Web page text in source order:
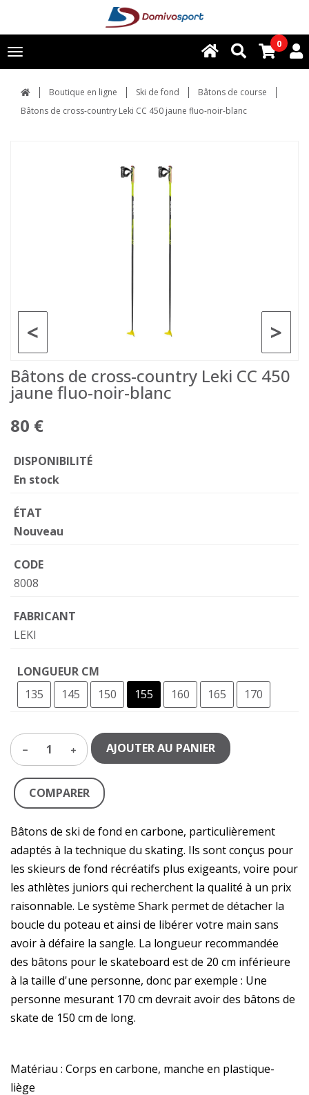
Toggle
navigation
0
Boutique en ligne Ski de fond
Bâtons de course
Bâtons de cross-country Leki CC 450 jaune fluo-noir-blanc
>
<
Bâtons de cross-country Leki CC 450
jaune fluo-noir-blanc
80 €
DISPONIBILITÉ
En stock
ÉTAT
Nouveau
CODE
8008
FABRICANT
LEKI
LONGUEUR CM
135
145 150 155 160 165 170
1 AJOUTER AU PANIER
COMPARER
Bâtons de ski de fond en carbone, particulièrement
adaptés à la technique du skating. Ils sont conçus pour
les skieurs de fond récréatifs plus exigeants, voire pour
les athlètes juniors qui recherchent la qualité à un prix
raisonnable. Le système Shark permet de détacher la
boucle du poteau et ainsi de libérer votre main sans
avoir à défaire la sangle. La longueur recommandée
des bâtons pour le skateboard est de 20 cm inférieure
à la taille d'une personne, donc par exemple : Une
personne mesurant 170 cm devrait avoir des bâtons de
skate de 150 cm de long.
Matériau : Corps en carbone, manche en plastique-
liège